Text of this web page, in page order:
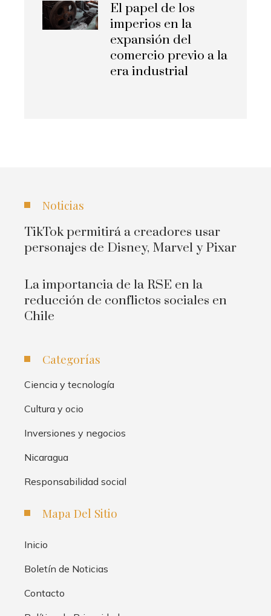
El papel de los
imperios en la
expansión del
comercio previo a la
era industrial
Noticias
TikTok permitirá a creadores usar
personajes de Disney, Marvel y Pixar
La importancia de la RSE en la
reducción de conflictos sociales en
Chile
Categorías
Ciencia y tecnología
Cultura y ocio
Inversiones y negocios
Nicaragua
Responsabilidad social
Mapa Del Sitio
Inicio
Boletín de Noticias
Contacto